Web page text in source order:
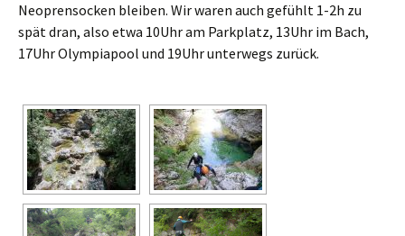
Neoprensocken bleiben. Wir waren auch gefühlt 1-2h zu
spät dran, also etwa 10Uhr am Parkplatz, 13Uhr im Bach,
17Uhr Olympiapool und 19Uhr unterwegs zurück.